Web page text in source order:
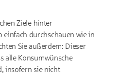
Ziele hinter
einfach durchschauen wie in
Sie außerdem: Dieser
alle Konsumwünsche
insofern sie nicht